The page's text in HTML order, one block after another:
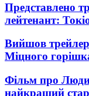
Представлено
лейтенант:
Вийшов
Міцного
Фільм про
найкращий